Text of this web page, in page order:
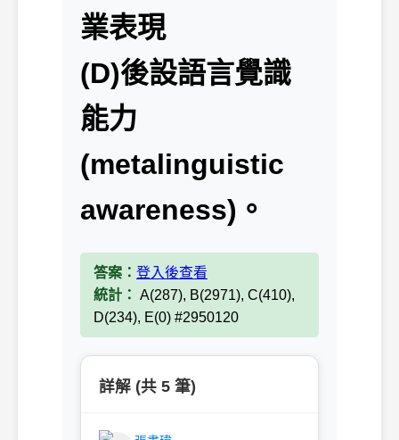
業表現
(D)後設語言覺識
能力
(metalinguistic
awareness)。
答案： 登入後查看
統計： A(287), B(2971), C(410),
D(234), E(0) #2950120
詳解 (共 5 筆)